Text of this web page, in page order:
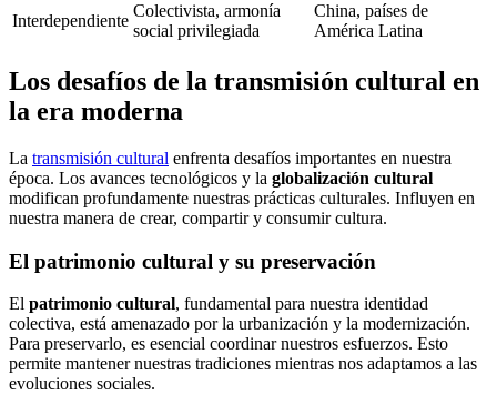
Interdependiente
Colectivista, armonía
social privilegiada
China, países de
América Latina
Los desafíos de la transmisión cultural en
la era moderna
La transmisión cultural enfrenta desafíos importantes en nuestra
época. Los avances tecnológicos y la globalización cultural
modifican profundamente nuestras prácticas culturales. Influyen en
nuestra manera de crear, compartir y consumir cultura.
El patrimonio cultural y su preservación
El patrimonio cultural, fundamental para nuestra identidad
colectiva, está amenazado por la urbanización y la modernización.
Para preservarlo, es esencial coordinar nuestros esfuerzos. Esto
permite mantener nuestras tradiciones mientras nos adaptamos a las
evoluciones sociales.